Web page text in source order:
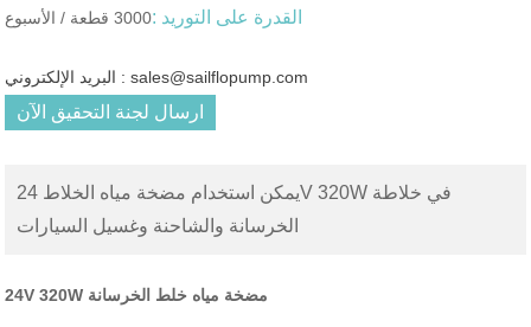
القدرة على التوريد :3000 قطعة / الأسبوع
البريد الإلكتروني : sales@sailflopump.com
ارسال لجنة التحقيق الآن
يمكن استخدام مضخة مياه الخلاط 24V 320W في خلاطة
الخرسانة والشاحنة وغسيل السيارات
24V 320W مضخة مياه خلط الخرسانة